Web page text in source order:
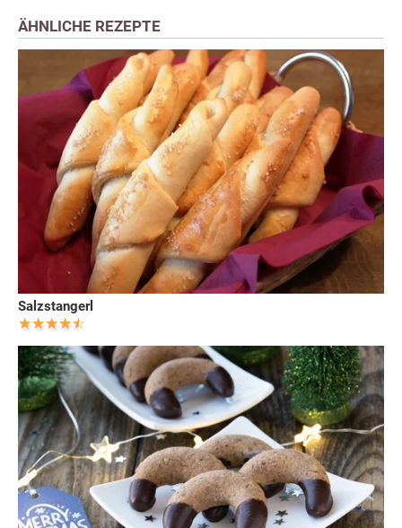
ÄHNLICHE REZEPTE
Salzstangerl